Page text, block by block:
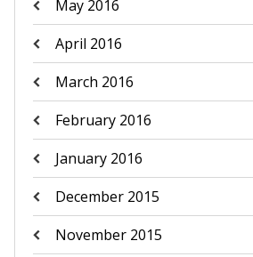
May 2016
April 2016
March 2016
February 2016
January 2016
December 2015
November 2015